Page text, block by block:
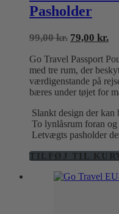
Pasholder
99,00kr. Den
pris
var:
99,00 kr..
79,00 kr.
er:
Go Travel Passport
med tre rum, der
værdigenstande på
bæres under tøjet for
Slankt design der kan
To lynlåsrum foran og
Letvægts pasholder
TILFØJ TIL